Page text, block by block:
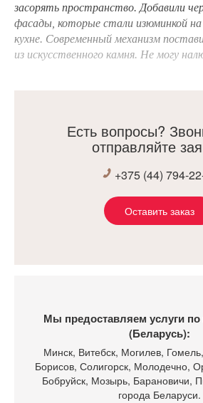
засорять пространство. Добавили
фасады, которые стали изюминкой
кухне. Современный механизм
из искусственного камня. Не могу
Есть вопросы?
отправляйте
+375 (44) 794-
Оставить заказ
Мы предоставляем услуги
(Беларусь):
Минск, Витебск, Могилев,
Борисов, Солигорск, Молодечно,
Бобруйск, Мозырь, Барановичи,
города Беларуси.